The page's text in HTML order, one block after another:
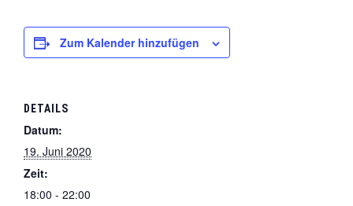
Zum Kalender hinzufügen
DETAILS
Datum:
19. Juni 2020
Zeit:
18:00 - 22:00